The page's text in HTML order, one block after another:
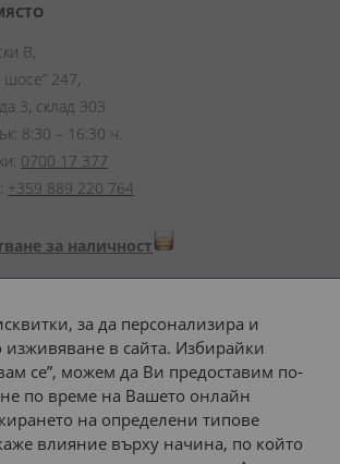
В,
шосе” 247,
3, склад 303
8:30 – 16:30 ч.
0700 17 377
+359 889 220 764
за наличност
Начини на плащане:
Доставка до адрес с:
за да персонализира и
в сайта. Избирайки
се”, можем да Ви предоставим по-
по време на Вашето онлайн
на определени типове
влияние върху начина, по който